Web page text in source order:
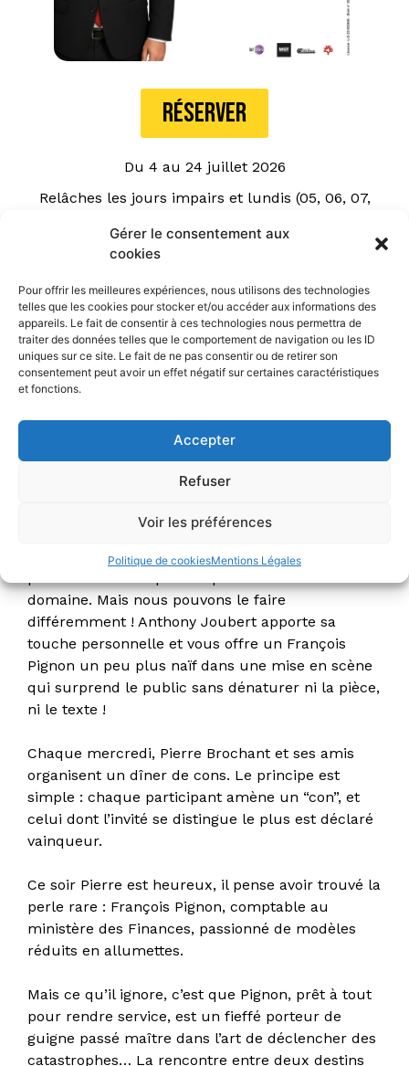
Gérer le consentement aux
cookies
Pour offrir les meilleures expériences, nous utilisons des technologies
telles que les cookies pour stocker et/ou accéder aux informations des
appareils. Le fait de consentir à ces technologies nous permettra de
traiter des données telles que le comportement de navigation ou les ID
uniques sur ce site. Le fait de ne pas consentir ou de retirer son
consentement peut avoir un effet négatif sur certaines caractéristiques
et fonctions.
Accepter
Refuser
Voir les préférences
Politique de cookiesMentions Légales
RÉSERVER
Du 4 au 24 juillet 2026
Relâches les jours impairs et lundis (05, 06, 07,
Durée : 1h20
12h50
Le Dîner de Cons
Anthony JOUBERT
cons”, signée Francis Veber ?
Comme le dit Anthony Joubert : personne ne
domaine. Mais nous pouvons le faire
différemment ! Anthony Joubert apporte sa
touche personnelle et vous offre un François
Pignon un peu plus naïf dans une mise en scène
qui surprend le public sans dénaturer ni la pièce,
ni le texte !
Chaque mercredi, Pierre Brochant et ses amis
organisent un dîner de cons. Le principe est
simple : chaque participant amène un “con”, et
celui dont l’invité se distingue le plus est déclaré
vainqueur.
Ce soir Pierre est heureux, il pense avoir trouvé la
perle rare : François Pignon, comptable au
ministère des Finances, passionné de modèles
réduits en allumettes.
Mais ce qu’il ignore, c’est que Pignon, prêt à tout
pour rendre service, est un fieffé porteur de
guigne passé maître dans l’art de déclencher des
catastrophes… La rencontre entre deux destins